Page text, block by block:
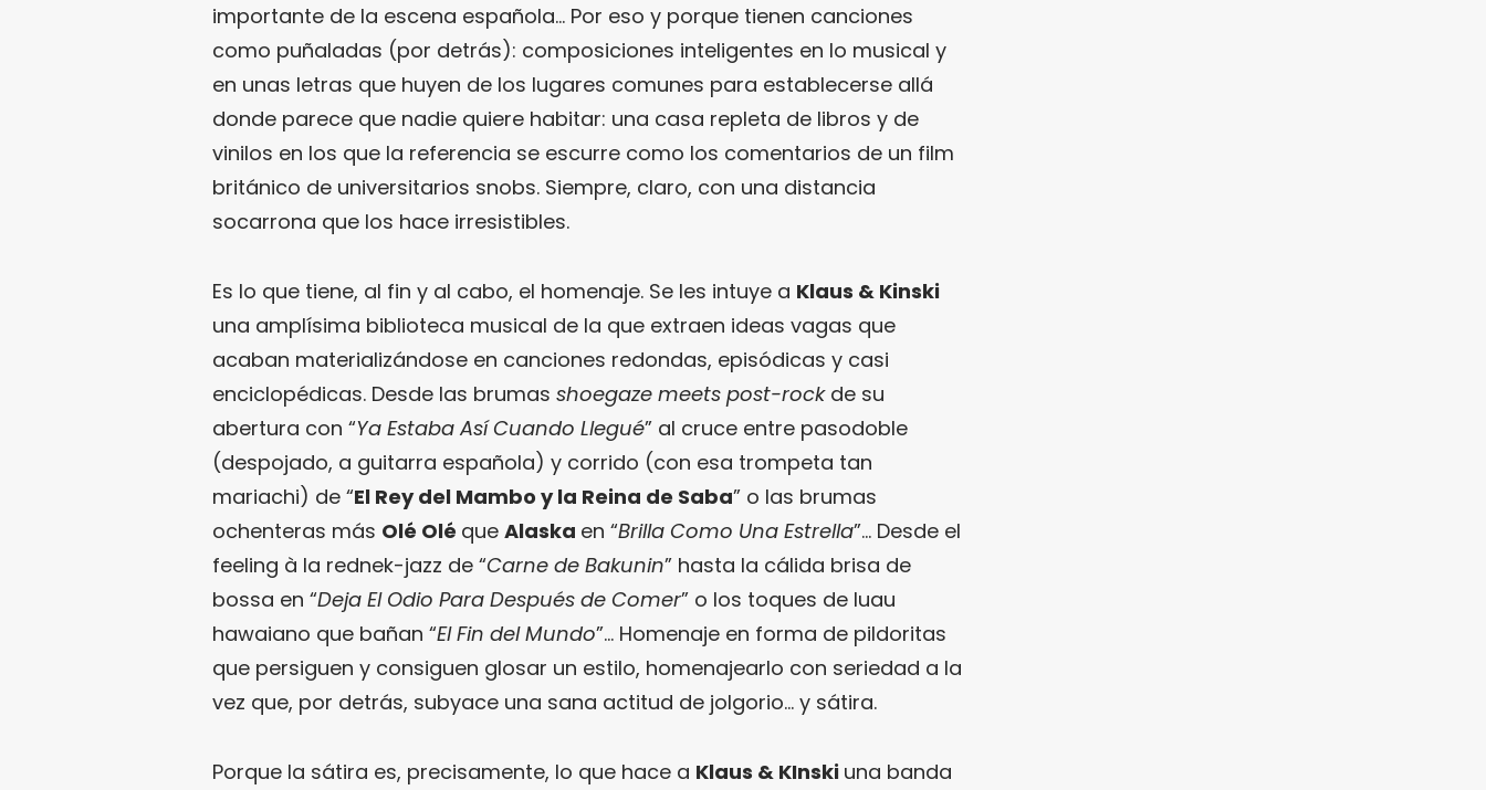
importante de la escena española… Por eso y porque tienen canciones
como puñaladas (por detrás): composiciones inteligentes en lo musical y
en unas letras que huyen de los lugares comunes para establecerse allá
donde parece que nadie quiere habitar: una casa repleta de libros y de
vinilos en los que la referencia se escurre como los comentarios de un film
británico de universitarios snobs. Siempre, claro, con una distancia
socarrona que los hace irresistibles.
Es lo que tiene, al fin y al cabo, el homenaje. Se les intuye a Klaus & Kinski
una amplísima biblioteca musical de la que extraen ideas vagas que
acaban materializándose en canciones redondas, episódicas y casi
enciclopédicas. Desde las brumas shoegaze meets post-rock de su
abertura con “Ya Estaba Así Cuando Llegué” al cruce entre pasodoble
(despojado, a guitarra española) y corrido (con esa trompeta tan
mariachi) de “El Rey del Mambo y la Reina de Saba” o las brumas
ochenteras más Olé Olé que Alaska en “Brilla Como Una Estrella”… Desde el
feeling à la rednek-jazz de “Carne de Bakunin” hasta la cálida brisa de
bossa en “Deja El Odio Para Después de Comer” o los toques de luau
hawaiano que bañan “El Fin del Mundo”… Homenaje en forma de pildoritas
que persiguen y consiguen glosar un estilo, homenajearlo con seriedad a la
vez que, por detrás, subyace una sana actitud de jolgorio… y sátira.
Porque la sátira es, precisamente, lo que hace a Klaus & KInski una banda